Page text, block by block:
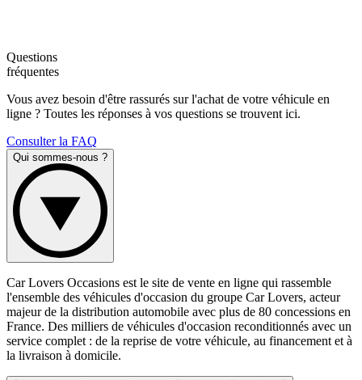
Questions
fréquentes
Vous avez besoin d'être rassurés sur l'achat de votre véhicule en
ligne ? Toutes les réponses à vos questions se trouvent ici.
Consulter la FAQ
Qui sommes-nous ?
Car Lovers Occasions est le site de vente en ligne qui rassemble
l'ensemble des véhicules d'occasion du groupe Car Lovers, acteur
majeur de la distribution automobile avec plus de 80 concessions en
France. Des milliers de véhicules d'occasion reconditionnés avec un
service complet : de la reprise de votre véhicule, au financement et à
la livraison à domicile.